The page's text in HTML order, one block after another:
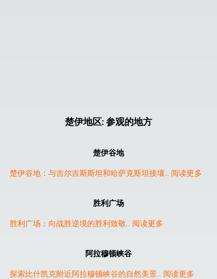
楚伊地区: 参观的地方
楚伊谷地
楚伊谷地：与吉尔吉斯斯坦和哈萨克斯坦接壤... 阅读更多
胜利广场
胜利广场：向战胜逆境的胜利致敬... 阅读更多
阿拉穆顿峡谷
探索比什凯克附近阿拉穆顿峡谷的自然美景... 阅读更多